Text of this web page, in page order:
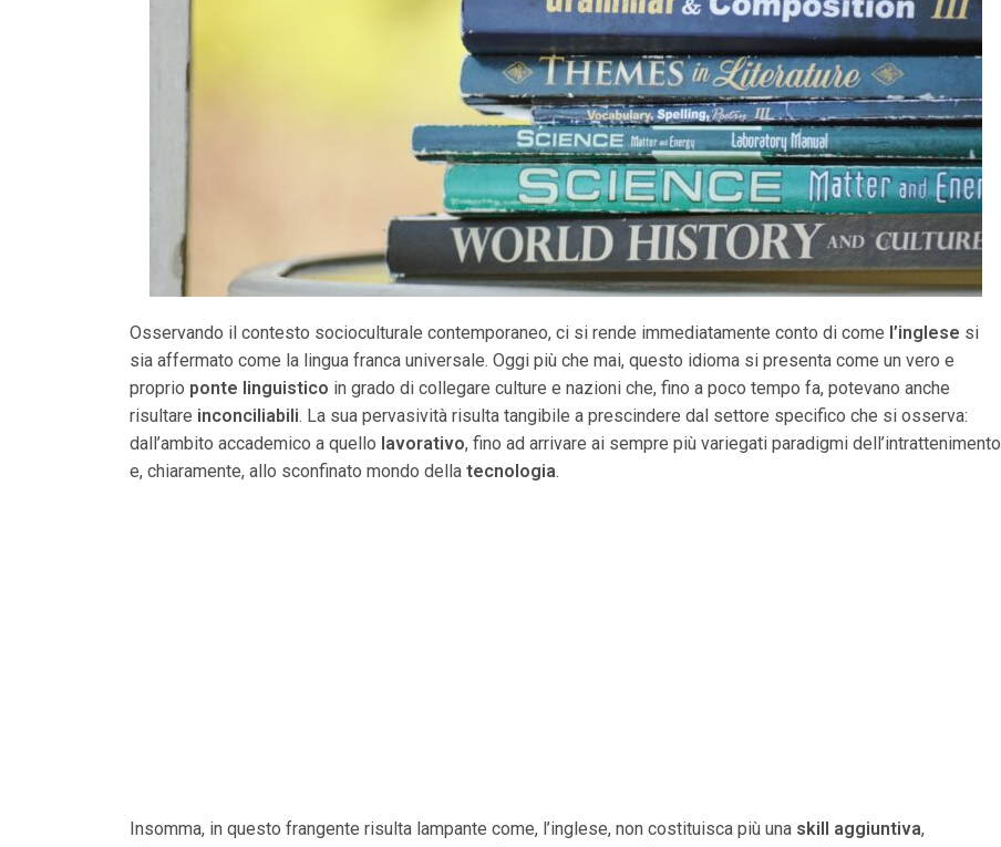
Osservando il contesto socioculturale contemporaneo, ci si rende immediatamente conto di come l’inglese si
sia affermato come la lingua franca universale. Oggi più che mai, questo idioma si presenta come un vero e
proprio ponte linguistico in grado di collegare culture e nazioni che, fino a poco tempo fa, potevano anche
risultare inconciliabili. La sua pervasività risulta tangibile a prescindere dal settore specifico che si osserva:
dall’ambito accademico a quello lavorativo, fino ad arrivare ai sempre più variegati paradigmi dell’intrattenimento
e, chiaramente, allo sconfinato mondo della tecnologia.
Insomma, in questo frangente risulta lampante come, l’inglese, non costituisca più una skill aggiuntiva,